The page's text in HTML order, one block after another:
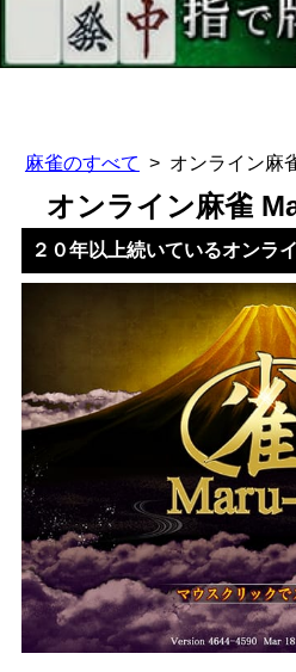
麻雀のすべて オンライン麻
オンライン麻雀
２０年以上続いているオンラ